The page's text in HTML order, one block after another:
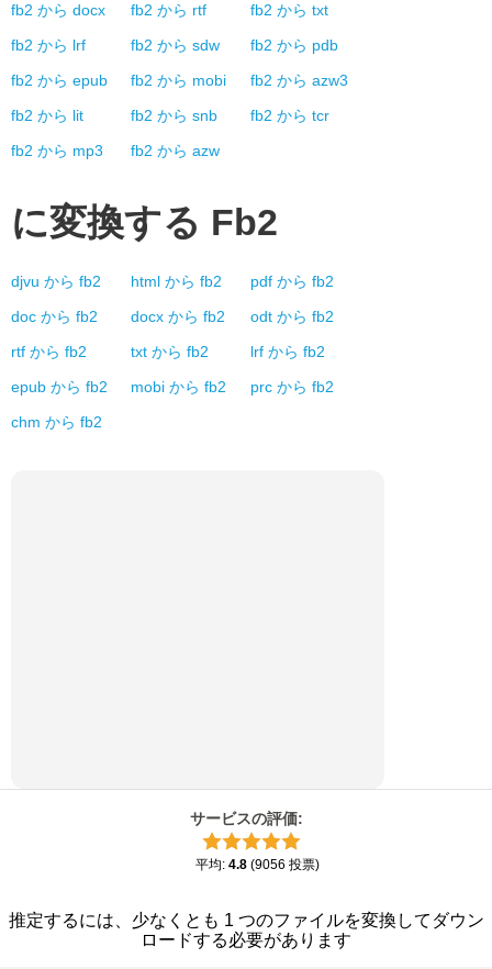
fb2 から docx fb2 から rtf fb2 から txt
fb2 から lrf fb2 から sdw fb2 から pdb
fb2 から epub fb2 から mobi fb2 から azw3
fb2 から lit fb2 から snb fb2 から tcr
fb2 から mp3 fb2 から azw
に変換する Fb2
djvu から fb2 html から fb2 pdf から fb2
doc から fb2 docx から fb2 odt から fb2
rtf から fb2 txt から fb2 lrf から fb2
epub から fb2 mobi から fb2 prc から fb2
chm から fb2
サービスの評価:
平均: 4.8 (9056 投票)
推定するには、少なくとも 1 つのファイルを変換してダウン
ロードする必要があります